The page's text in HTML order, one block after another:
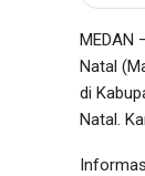
MEDAN
Natal
di
Natal.